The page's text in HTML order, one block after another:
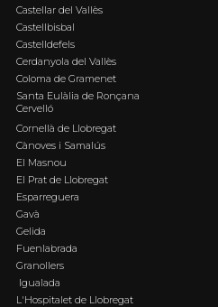
Castellar del Vallès
Castellbisbal
Castelldefels
Cerdanyola del Vallès
Coloma de Gramenet
Santa Eulàlia de Ronçana
Cervelló
Cornellà de Llobregat
Cànoves i Samalús
El Masnou
El Prat de Llobregat
Esparreguera
Gavà
Gelida
Fuenlabrada
Granollers
Igualada
L'Hospitalet de Llobregat